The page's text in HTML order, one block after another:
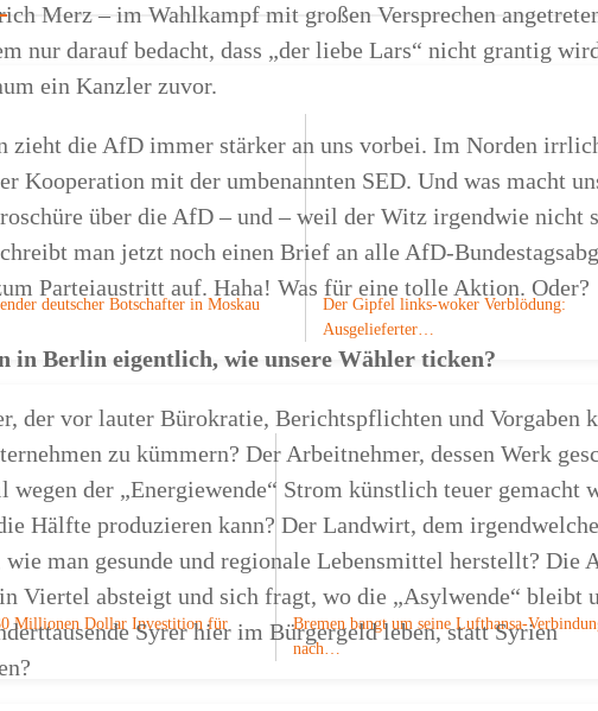
deutscher Botschafter in Moskau
Der Gipfel links-woker Verblödung:
Ausgelieferter…
Millionen Dollar Investition für
Bremen bangt um seine Lufthansa-
nach…
Merz – im Wahlkampf mit großen Versprechen
nur darauf bedacht, dass „der liebe Lars“ nicht grantig
ein Kanzler zuvor.
zieht die AfD immer stärker an uns vorbei. Im Norden
Kooperation mit der umbenannten SED. Und was macht
über die AfD – und – weil der Witz irgendwie nicht
man jetzt noch einen Brief an alle AfD-
Parteiaustritt auf. Haha! Was für eine tolle Aktion. Oder?
in Berlin eigentlich, wie unsere Wähler ticken?
der vor lauter Bürokratie, Berichtspflichten und Vorgaben
zu kümmern? Der Arbeitnehmer, dessen Werk
wegen der „Energiewende“ Strom künstlich teuer gemacht
Hälfte produzieren kann? Der Landwirt, dem
man gesunde und regionale Lebensmittel herstellt? Die
Viertel absteigt und sich fragt, wo die „Asylwende“ bleibt
Syrer hier im Bürgergeld leben, statt Syrien